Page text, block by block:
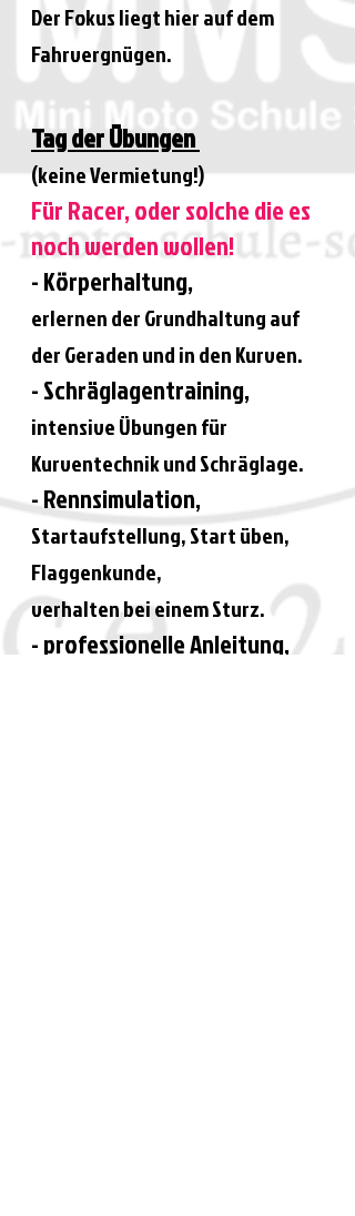
Der Fokus liegt hier auf dem
Fahrvergnügen.
​
Tag der Übungen
(keine Vermietung!)
Für Racer, oder solche die es
noch werden wollen!
- Körperhaltung,
erlernen derGrundhaltungauf
der Geraden und in den Kurven.
- Schräglagentraining,
intensive Übungen für
Kurventechnik und Schräglage.
- Rennsimulation,
Startaufstellung, Start üben,
Flaggenkunde,
verhalten bei einem Sturz.
- professionelle Anleitung,